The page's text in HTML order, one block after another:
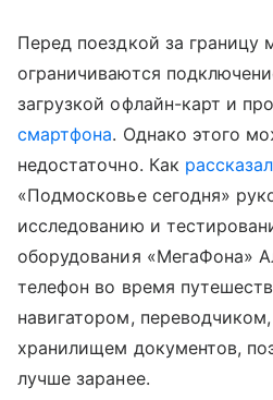
Перед поездкой за границу
ограничиваются
загрузкой офлайн-карт и
смартфона. Однако этого
недостаточно. Как рассказал
«Подмосковье сегодня»
исследованию и
оборудования «МегаФона»
телефон во время
навигатором,
хранилищем документов,
лучше заранее.